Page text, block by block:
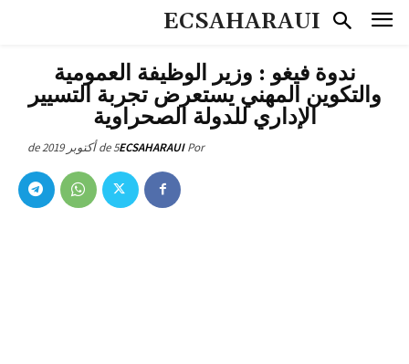
ECSAHARAUI
ندوة فيغو : وزير الوظيفة العمومية
والتكوين المهني يستعرض تجربة التسيير
الإداري للدولة الصحراوية
Por
ECSAHARAUI5 de أكتوبر de 2019